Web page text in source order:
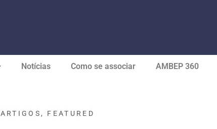
Notícias Como se associar AMBEP 360
ARTIGOS , FEATURED